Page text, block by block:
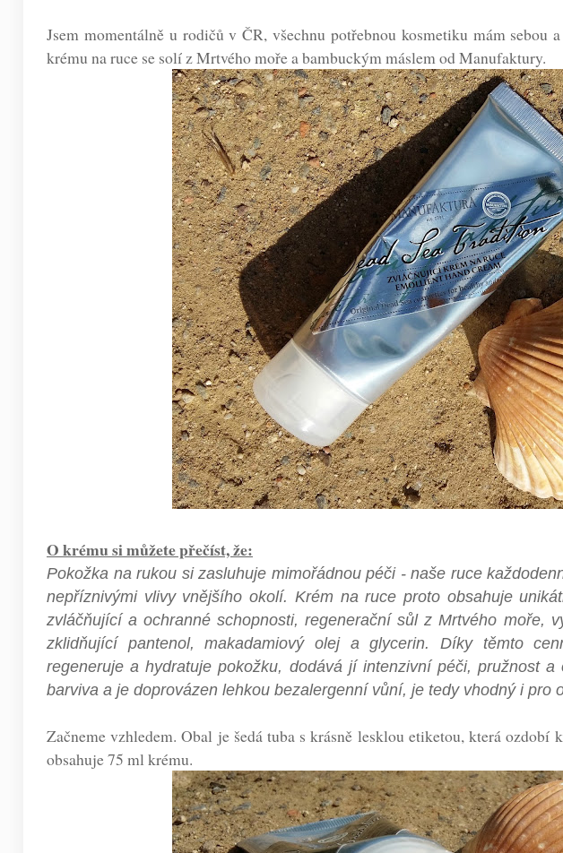
Jsem momentálně u rodičů v ČR, všechnu potřebnou kosmetiku mám sebou
krému na ruce se solí z Mrtvého moře a bambuckým máslem od Manufaktury.
O krému si můžete přečíst, že:
Pokožka na rukou si zasluhuje mimořádnou péči - naše ruce
nepříznivými vlivy vnějšího okolí. Krém na ruce proto obsahuje
zvláčňující a ochranné schopnosti, regenerační sůl z Mrtvého moře,
zklidňující pantenol, makadamiový olej a glycerin. Díky těmto
regeneruje a hydratuje pokožku, dodává jí intenzivní péči, pružnost
barviva a je doprovázen lehkou bezalergenní vůní, je tedy vhodný i pro
Začneme vzhledem. Obal je šedá tuba s krásně lesklou etiketou, která
obsahuje 75 ml krému.